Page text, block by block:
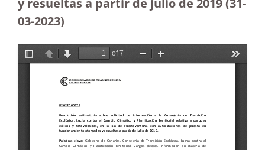
y resueltas a partir de julio de 2019(31-
03-2023)